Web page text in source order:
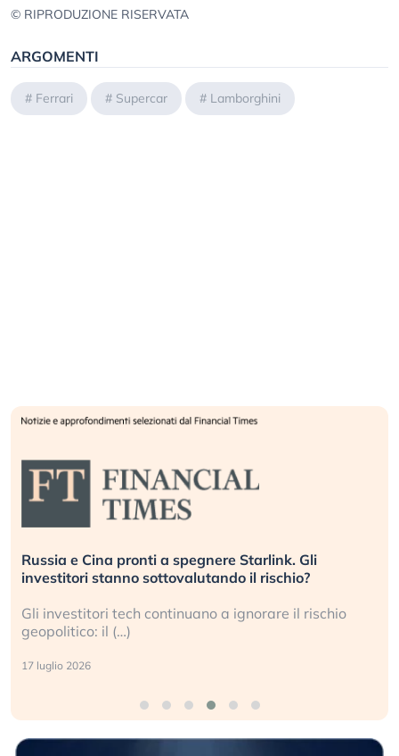
© RIPRODUZIONE RISERVATA
ARGOMENTI
# Ferrari # Supercar # Lamborghini
Gli
il rischio
La grande operazione di
center per l’AI, spiegata sul Financial
Le regole sulla trasparenza sembrano